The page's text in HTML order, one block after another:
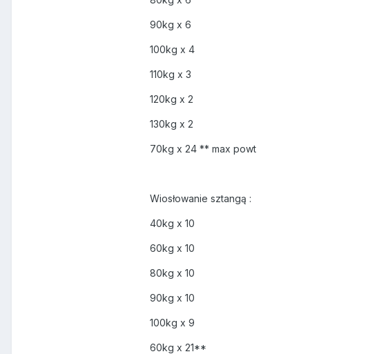
90kg x 6
100kg x 4
110kg x 3
120kg x 2
130kg x 2
70kg x 24 ** max powt
Wiosłowanie sztangą :
40kg x 10
60kg x 10
80kg x 10
90kg x 10
100kg x 9
60kg x 21**